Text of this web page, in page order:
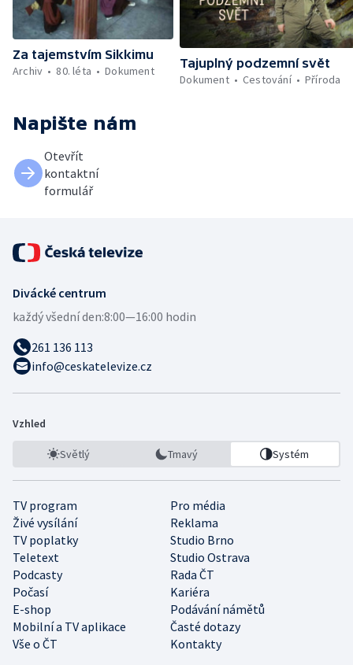
Za tajemstvím Sikkimu
Archiv
80. léta Dokument
Tajuplný podzemní svět
Dokument
Cestování Příroda
Napište nám
Otevřít
kontaktní
formulář
Divácké centrum
každý všední den:8:00—16:00 hodin
261 136 113
info@ceskatelevize.cz
Vzhled
Světlý Tmavý Systém
TV program
Pro média
Živé vysílání
Reklama
TV poplatky
Studio Brno
Teletext
Studio Ostrava
Podcasty
Rada ČT
Počasí
Kariéra
E-shop
Podávání námětů
Mobilní a TV aplikace
Časté dotazy
Vše o ČT
Kontakty